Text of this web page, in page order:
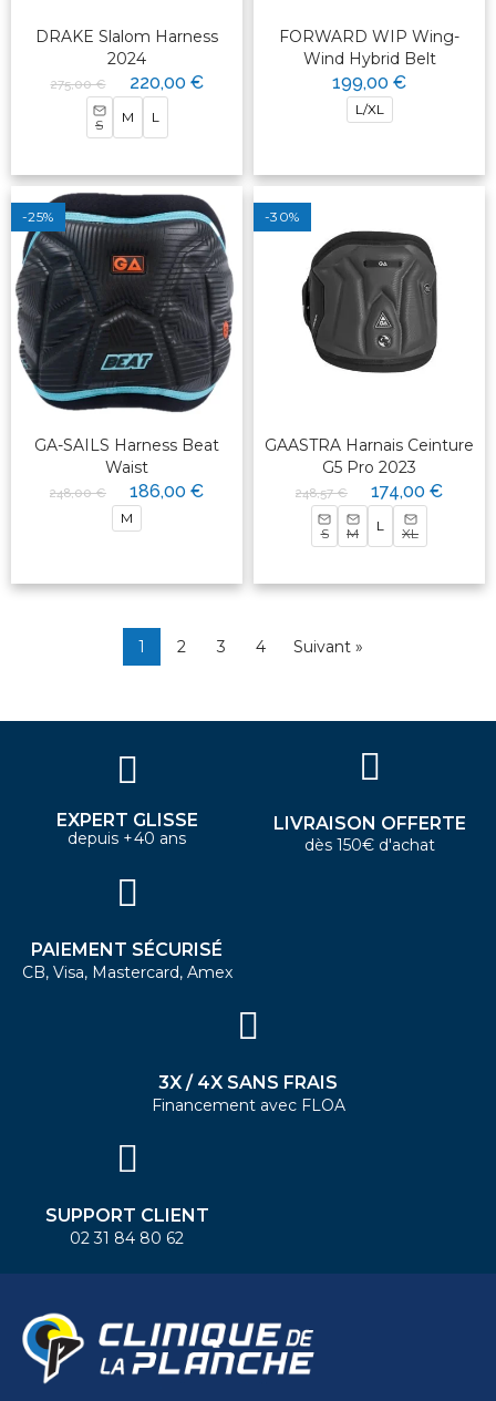
DRAKE Slalom Harness
2024
275,00 € 220,00 €
S M L
FORWARD WIP Wing-
Wind Hybrid Belt
199,00 €
L/XL
-25%
GA-SAILS Harness Beat
Waist
248,00 € 186,00 €
M
-30%
GAASTRA Harnais Ceinture
G5 Pro 2023
248,57 € 174,00 €
S M L XL
1 2 3 4 Suivant »
EXPERT GLISSE
depuis +40 ans
LIVRAISON OFFERTE
dès 150€ d'achat
PAIEMENT SÉCURISÉ
CB, Visa, Mastercard, Amex
3X / 4X SANS FRAIS
Financement avec FLOA
SUPPORT CLIENT
02 31 84 80 62